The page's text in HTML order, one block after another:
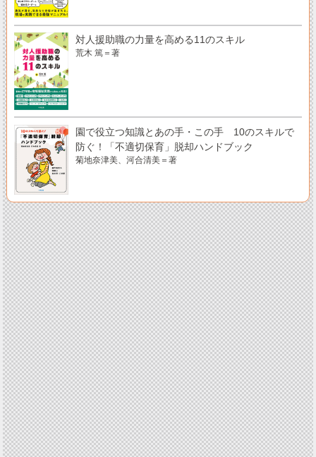
対人援助職の力量を高める11のスキル
荒木 篤＝著
園で役立つ知識とあの手・この手 10のスキルで
防ぐ！「不適切保育」脱却ハンドブック
菊地奈津美、河合清美＝著